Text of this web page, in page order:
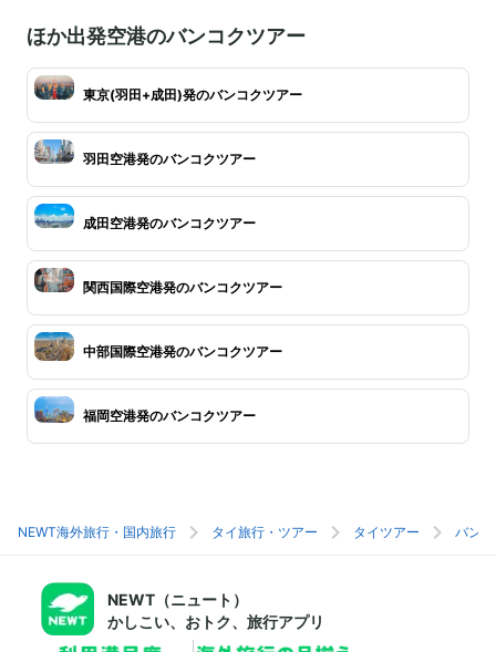
ほか出発空港のバンコクツアー
東京(羽田+成田)発のバンコクツアー
羽田空港発のバンコクツアー
成田空港発のバンコクツアー
関西国際空港発のバンコクツアー
中部国際空港発のバンコクツアー
福岡空港発のバンコクツアー
NEWT海外旅行・国内旅行 タイ旅行・ツアー タイツアー バン
NEWT（ニュート）
かしこい、おトク、旅行アプリ